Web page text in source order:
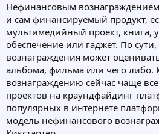
Нефинансовым
и сам финансируемый продукт,
мультимедийный проект, книга,
обеспечение или гаджет. По
вознаграждения может
альбома, фильма или чего либо.
вознаграждению сейчас чаще
проектов на краундфайдинг
популярных в интернете
модель нефинансового